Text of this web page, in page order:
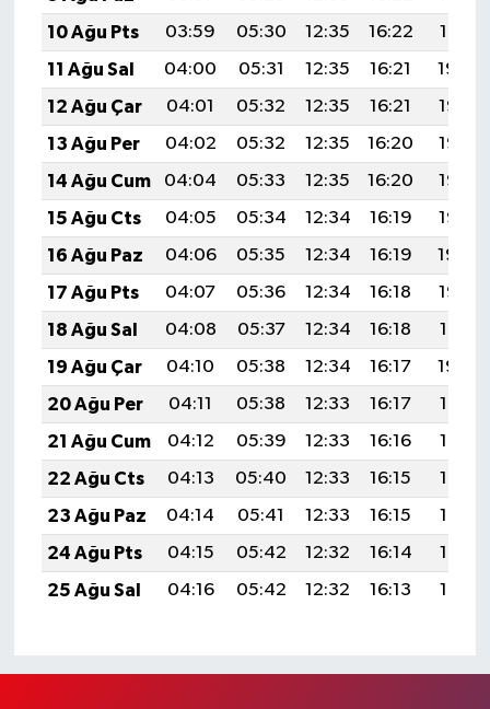
10 Ağu Pts
03:59 05:30 12:35 16:22
19:31
11 Ağu Sal
04:00 05:31 12:35 16:21
19:30
12 Ağu Çar
04:01 05:32 12:35 16:21
19:28
13 Ağu Per
04:02 05:32 12:35 16:20
19:27
14 Ağu Cum
04:04 05:33 12:35 16:20
19:26
15 Ağu Cts
04:05 05:34 12:34 16:19
19:25
16 Ağu Paz
04:06 05:35 12:34 16:19
19:24
17 Ağu Pts
04:07 05:36 12:34 16:18
19:22
18 Ağu Sal
04:08 05:37 12:34 16:18
19:21
19 Ağu Çar
04:10 05:38 12:34 16:17
19:20
20 Ağu Per
04:11 05:38 12:33 16:17
19:18
21 Ağu Cum
04:12 05:39 12:33 16:16
19:17
22 Ağu Cts
04:13 05:40 12:33 16:15
19:16
23 Ağu Paz
04:14 05:41 12:33 16:15
19:14
24 Ağu Pts
04:15 05:42 12:32 16:14
19:13
25 Ağu Sal
04:16 05:42 12:32 16:13 19:12